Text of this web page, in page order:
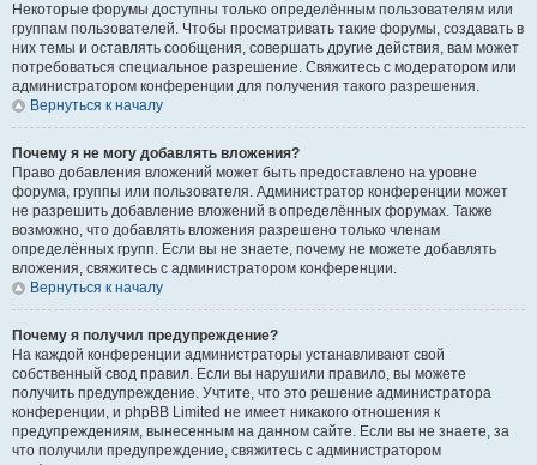
Некоторые форумы доступны только определённым пользователям или
группам пользователей. Чтобы просматривать такие форумы, создавать в
них темы и оставлять сообщения, совершать другие действия, вам может
потребоваться специальное разрешение. Свяжитесь с модератором или
администратором конференции для получения такого разрешения.
Вернуться к началу
Почему я не могу добавлять вложения?
Право добавления вложений может быть предоставлено на уровне
форума, группы или пользователя. Администратор конференции может
не разрешить добавление вложений в определённых форумах. Также
возможно, что добавлять вложения разрешено только членам
определённых групп. Если вы не знаете, почему не можете добавлять
вложения, свяжитесь с администратором конференции.
Вернуться к началу
Почему я получил предупреждение?
На каждой конференции администраторы устанавливают свой
собственный свод правил. Если вы нарушили правило, вы можете
получить предупреждение. Учтите, что это решение администратора
конференции, и phpBB Limited не имеет никакого отношения к
предупреждениям, вынесенным на данном сайте. Если вы не знаете, за
что получили предупреждение, свяжитесь с администратором